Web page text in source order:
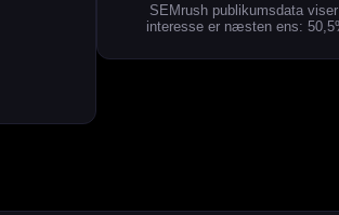
SEMrush publikumsdata
interesse er næsten ens: